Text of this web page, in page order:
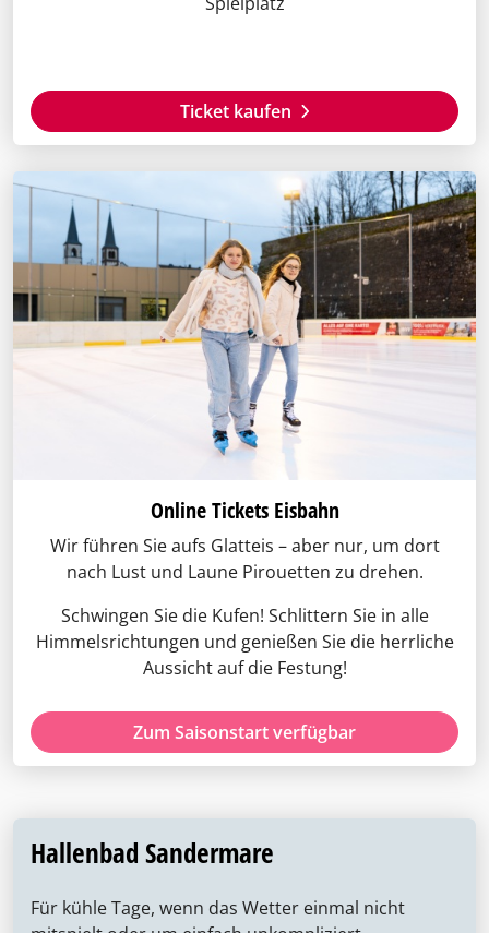
Ticket kaufen
Online Tickets Eisbahn
Wir führen Sie aufs Glatteis – aber nur, um dort
nach Lust und Laune Pirouetten zu drehen.
Schwingen Sie die Kufen! Schlittern Sie in alle
Himmelsrichtungen und genießen Sie die herrliche
Aussicht auf die Festung!
Zum Saisonstart verfügbar
Hallenbad Sandermare
Für kühle Tage, wenn das Wetter einmal nicht